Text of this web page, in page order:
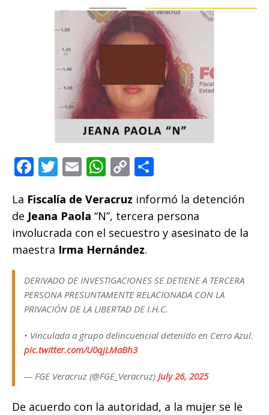
F
c
e
b
o
o
k
T
it
te
r
E
ai
l
W
at
s
A
p
p
C
p
y
Li
n
k
m
p
ar
r
La Fiscalía de Veracruz informó la detención
de Jeana Paola “N”, tercera persona
involucrada con el secuestro y asesinato de la
maestra Irma Hernández.
DERIVADO DE INVESTIGACIONES SE DETIENE A TERCERA
PERSONA PRESUNTAMENTE RELACIONADA CON LA
PRIVACIÓN DE LA LIBERTAD DE I.H.C.
• Vinculada a grupo delincuencial detenido en Cerro Azul.
pic.twitter.com/U0qjLMaBh3
— FGE Veracruz (@FGE_Veracruz) July 26, 2025
De acuerdo con la autoridad, a la mujer se le